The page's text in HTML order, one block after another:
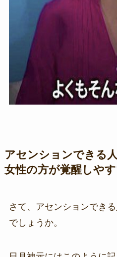
アセンションできる
女性の方が覚醒しや
さて、アセンションでき
でしょうか。